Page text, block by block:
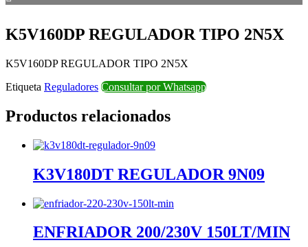
K5V160DP REGULADOR TIPO 2N5X
K5V160DP REGULADOR TIPO 2N5X
Etiqueta Reguladores Consultar por Whatsapp
Productos relacionados
K3V180DT REGULADOR 9N09
ENFRIADOR 200/230V 150LT/MIN